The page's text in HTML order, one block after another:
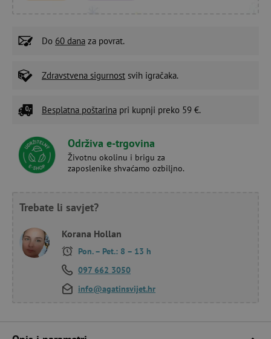
Do 60 dana za povrat.
Zdravstvena sigurnost svih igračaka.
Besplatna poštarina pri kupnji preko 59 €.
Održiva e-trgovina
Životnu okolinu i brigu za
zaposlenike shvaćamo ozbiljno.
Trebate li savjet?
Korana Hollan
Pon. – Pet.: 8 – 13 h
097 662 3050
info@agatinsvijet.hr